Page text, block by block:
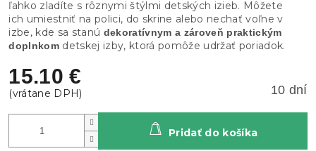
15.10 €
10 dní
Pridať do košíka
ľahko zladíte s rôznymi štýlmi detských izieb. Môžete
ich umiestniť na polici, do skrine alebo nechať voľne v
izbe, kde sa stanú dekoratívnym a zároveň praktickým
doplnkomdetskej izby, ktorá pomôže udržať poriadok.